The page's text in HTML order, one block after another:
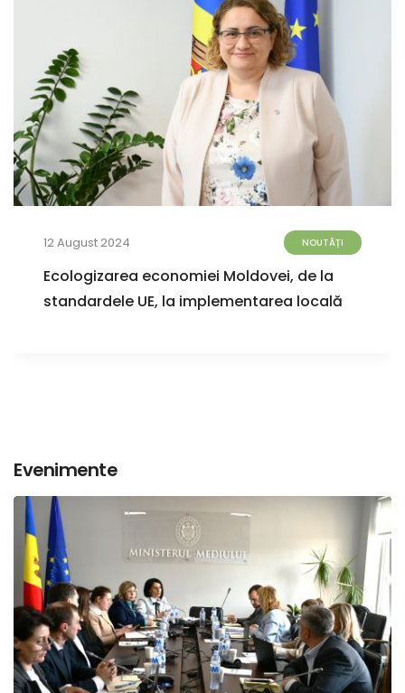
12 August 2024 NOUTĂȚI
Ecologizarea economiei Moldovei, de la
standardele UE, la implementarea locală
Evenimente